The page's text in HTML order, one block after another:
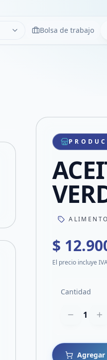
LimpiarBolsa de trabajo
Compartir producto
Compartir por WhatsApp
Compartir por mail
Compartir en Facebook
Compartir en X
$
El precio incluye
Cantidad
1